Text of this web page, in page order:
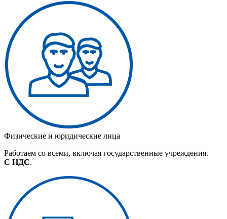
Физические и юридические лица
Работаем со всеми, включая государственные учреждения.
С НДС.